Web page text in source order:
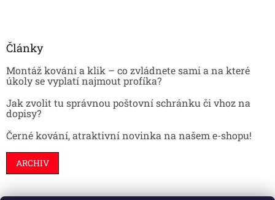
Články
Montáž kování a klik – co zvládnete sami a na které
úkoly se vyplatí najmout profíka?
Jak zvolit tu správnou poštovní schránku či vhoz na
dopisy?
Černé kování, atraktivní novinka na našem e-shopu!
ARCHIV